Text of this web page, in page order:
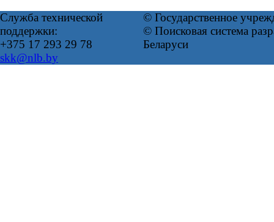
Служба технической
поддержки:
+375 17 293 29 78
skk@nlb.by
© Государственное
© Поисковая система
Беларуси